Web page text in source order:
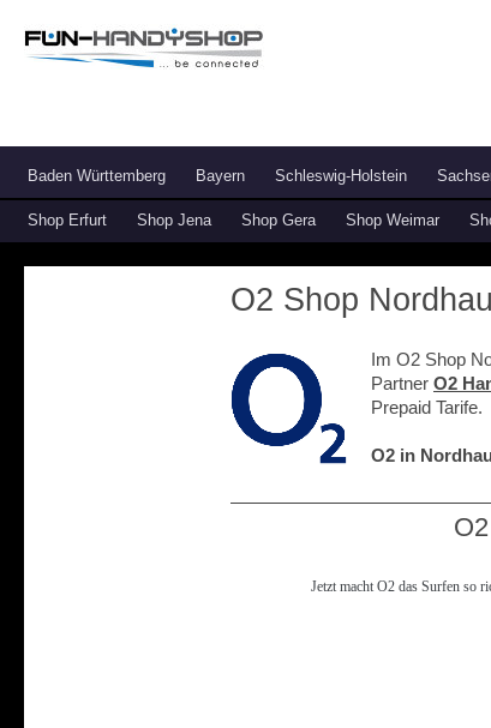
Baden Württemberg Bayern Schleswig-Holstein
Shop Erfurt Shop Jena Shop Gera Shop Weimar
O2 Shop
Im O2 Shop
Partner O2
Prepaid Tarife.
O2 in
Jetzt macht O2 das Surfen so